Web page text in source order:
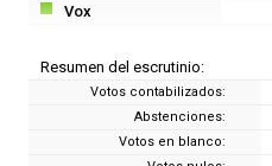
Vox
Resumen del escrutinio:
Votos contabilizados:
Abstenciones:
Votos en blanco: